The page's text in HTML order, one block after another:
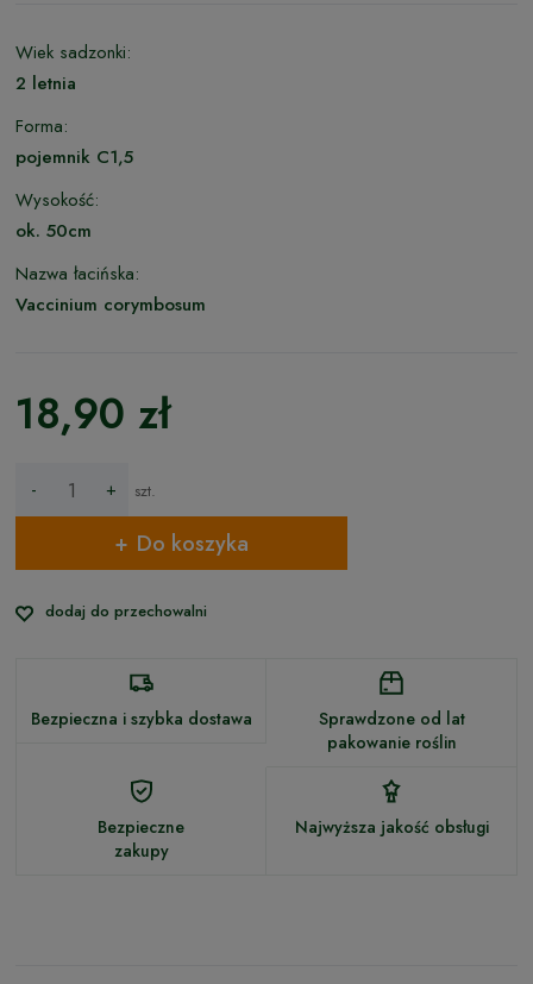
Wiek sadzonki:
2 letnia
Forma:
pojemnik C1,5
Wysokość:
ok. 50cm
Nazwa łacińska:
Vaccinium corymbosum
18,90 zł
- + szt.
Do koszyka
dodaj do przechowalni
Bezpieczna i szybka dostawa
Sprawdzone od lat
pakowanie roślin
Bezpieczne
zakupy
Najwyższa jakość obsługi